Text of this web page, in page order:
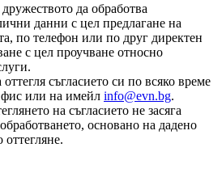
да обработва
данни с цел предлагане на
по телефон или по друг директен
с цел проучване относно
съгласието си по всяко време
или на имейл info@evn.bg.
на съгласието не засяга
основано на дадено
оттегляне.